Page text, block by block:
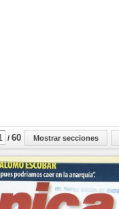
/ 60 Mostrar secciones